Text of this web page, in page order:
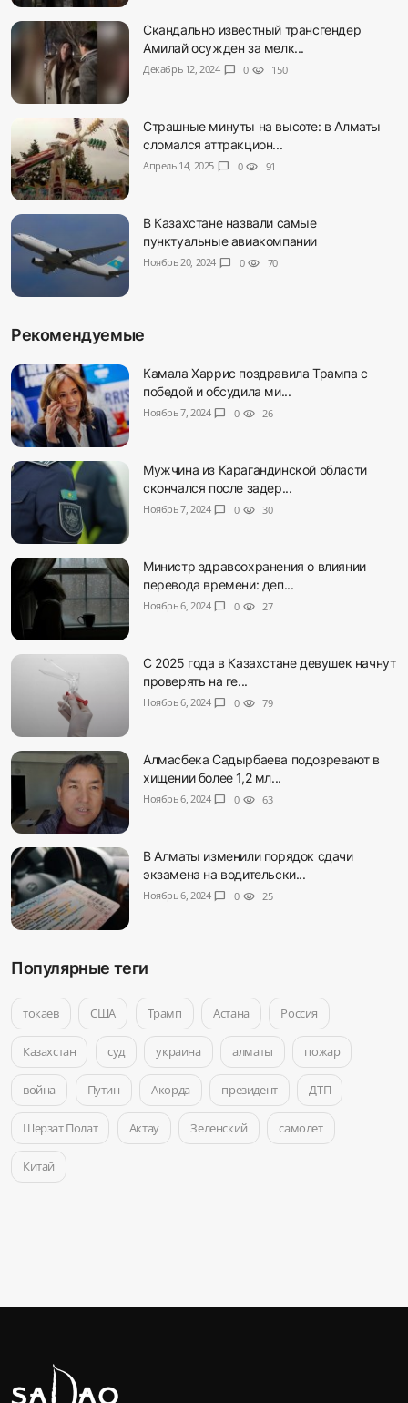
Скандально известный трансгендер
Амилай осужден за мелк...
Декабрь 12, 2024 chat_bubble 0 visibility 150
Страшные минуты на высоте: в Алматы
сломался аттракцион...
Апрель 14, 2025 chat_bubble 0 visibility 91
В Казахстане назвали самые
пунктуальные авиакомпании
Ноябрь 20, 2024 chat_bubble 0 visibility 70
Рекомендуемые
Камала Харрис поздравила Трампа с
победой и обсудила ми...
Ноябрь 7, 2024 chat_bubble 0 visibility 26
Мужчина из Карагандинской области
скончался после задер...
Ноябрь 7, 2024 chat_bubble 0 visibility 30
Министр здравоохранения о влиянии
перевода времени: деп...
Ноябрь 6, 2024 chat_bubble 0 visibility 27
С 2025 года в Казахстане девушек начнут
проверять на ге...
Ноябрь 6, 2024 chat_bubble 0 visibility 79
Алмасбека Садырбаева подозревают в
хищении более 1,2 мл...
Ноябрь 6, 2024 chat_bubble 0 visibility 63
В Алматы изменили порядок сдачи
экзамена на водительски...
Ноябрь 6, 2024 chat_bubble 0 visibility 25
Популярные теги
токаев США Трамп Астана Россия
Казахстан суд украина алматы пожар
война Путин Акорда президент ДТП
Шерзат Полат Актау Зеленский самолет
Китай